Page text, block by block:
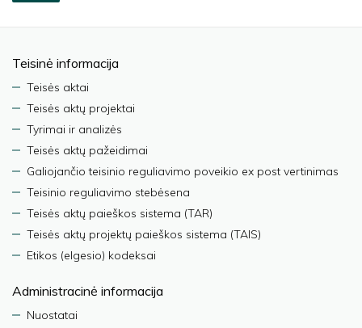
Teisinė informacija
Teisės aktai
Teisės aktų projektai
Tyrimai ir analizės
Teisės aktų pažeidimai
Galiojančio teisinio reguliavimo poveikio ex post vertinimas
Teisinio reguliavimo stebėsena
Teisės aktų paieškos sistema (TAR)
Teisės aktų projektų paieškos sistema (TAIS)
Etikos (elgesio) kodeksai
Administracinė informacija
Nuostatai